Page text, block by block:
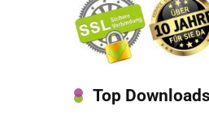
Top Downloads